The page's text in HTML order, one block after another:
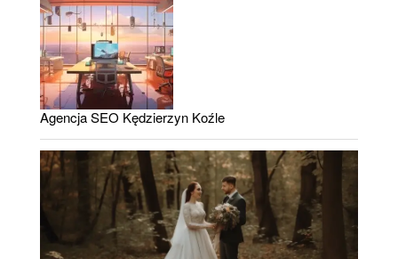
Agencja SEO Kędzierzyn Koźle